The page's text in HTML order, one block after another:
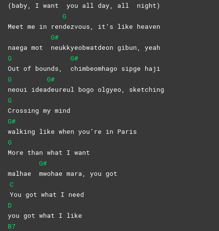
(baby, I want you all day, all night)
Meet me in ren
G
dezvous, it’s like heaven
naega mot
G#
neukkyeobwatdeon gibun, yeah
G
Out of bounds,
G#
chimbeomhago sipge haji
G
neoui idea
G#
deureul bogo olgyeo, sketching
G
Crossing my mind
G#
walking like when you’re in Paris
G
More than what I want
malhae
G#
mwohae mara, you got
C
You got what I need
D
you got what I like
B7